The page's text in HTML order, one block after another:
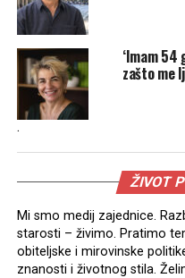
‘Imam 54
zašto me
.
ŽIVOT
Mi smo medij zajednice.
starosti – živimo. Pratimo
obiteljske i mirovinske
znanosti i životnog stila.